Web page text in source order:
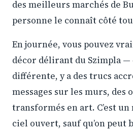
des meilleurs marchés de
personne le connaît côté
En journée, vous pouvez
décor délirant du Szimpla —
différente, y a des trucs
messages sur les murs, des
transformés en art. C’est un
ciel ouvert, sauf qu’on peut